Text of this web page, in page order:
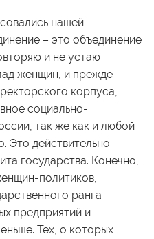
нашей
– это объединение
и не устаю
женщин, и прежде
корпуса,
социально-
так же как и любой
Это действительно
государства. Конечно,
политиков,
ранга
предприятий и
Тех, о которых